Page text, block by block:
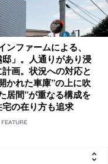
ファームによる、
」。人通りがあり浸
画。状況への対応と
かれた車庫”の上に吹
居間”が重なる構成を
の在り方も追求
FEATURE